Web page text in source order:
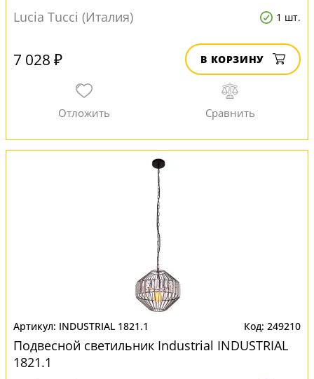
Lucia Tucci (Италия)
1 шт.
7 028 ₽ В КОРЗИНУ
INDUSTRIAL 1821.1 249210
Подвесной светильник Industrial INDUSTRIAL
1821.1